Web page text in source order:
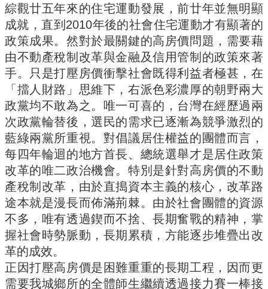
綜觀廿五年來的住宅運動發展，前廿年並無明顯
成就，直到2010年後的社會住宅運動才有顯著的
政策成果。然對於最關鍵的高房價問題，需要藉
由不動產稅制改革與金融及信用管制的政策來著
手。只是打壓房價衝擊社會既得利益者極甚，在
「擋人財路」思維下，右派色彩濃厚的朝野兩大
政黨均不敢為之。唯一可喜的，台灣在經歷過兩
次政黨輪替後，選民的需求已逐漸為競爭激烈的
藍綠兩黨所重視。對倡議居住權益的團體而言，
每四年輪迴的地方首長、總統選舉才是居住政策
改革的唯二政治機會。特別是針對高房價的不動
產稅制改革，由於直搗資本主義的核心，改革路
途本就是漫長而佈滿荊棘。由於社會團體的資源
不多，唯有透過鍥而不捨、長期奮戰的精神，掌
握社會時勢脈動，長期累積，方能逐步堆疊出改
革的成效。
正因打壓高房價是困難重重的長期工程，因而更
需要我城鄉所的全體師生繼續透過接力賽一棒接